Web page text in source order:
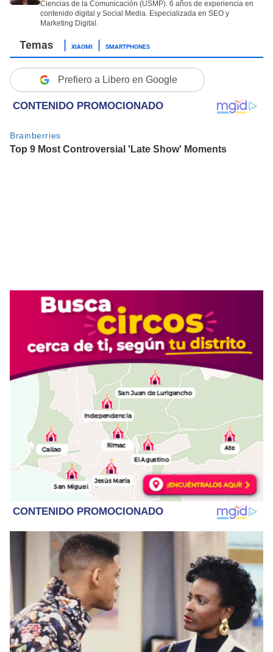
Ciencias de la Comunicación (USMP). 6 años de experiencia en
contenido digital y Social Media. Especializada en SEO y
Marketing Digital.
XIAOMI SMARTPHONES
Prefiero a Libero en Google